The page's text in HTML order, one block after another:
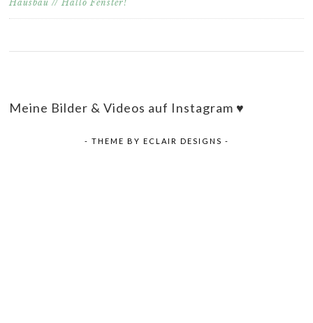
Hausbau // Hallo Fenster!
Meine Bilder & Videos auf Instagram ♥
- THEME BY ECLAIR DESIGNS -